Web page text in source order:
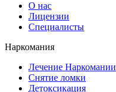
О нас
Лицензии
Специалисты
Наркомания
Лечение Наркомании
Снятие ломки
Детоксикация